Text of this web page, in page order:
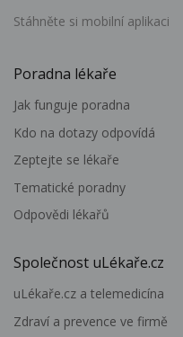
Stáhněte si mobilní aplikaci
Poradna lékaře
Jak funguje poradna
Kdo na dotazy odpovídá
Zeptejte se lékaře
Tematické poradny
Odpovědi lékařů
Společnost uLékaře.cz
uLékaře.cz a telemedicína
Zdraví a prevence ve firmě